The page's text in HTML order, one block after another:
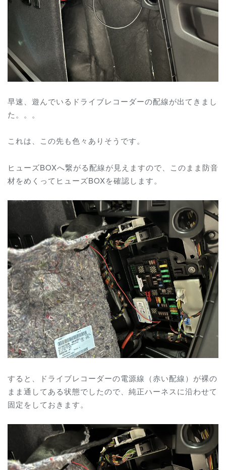
早速、遊んでいるドライブレコーダーの配線が出てきまし
た。。。
これは、この先も色々ありそうです。
ヒューズBOXへ繋がる配線が見えますので、このまま防音
材をめくってヒューズBOXを確認します。
すると、ドライブレコーダーの電源線（赤い配線）が裸の
まま通してある状態でしたので、純正ハーネスに沿わせて
固定をしておきます。